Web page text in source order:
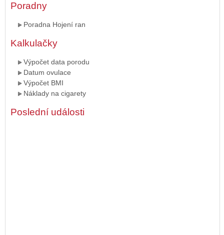
Poradny
Poradna Hojení ran
Kalkulačky
Výpočet data porodu
Datum ovulace
Výpočet BMI
Náklady na cigarety
Poslední události